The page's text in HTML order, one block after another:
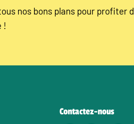
nos bons plans pour profiter
!
Contactez-nous